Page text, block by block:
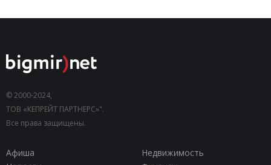
© 2000-2024,
ТОВ «КЕПРЕЙТ ПАРТНЕРС»".
Все права защищены.
Афиша
Недвижимость